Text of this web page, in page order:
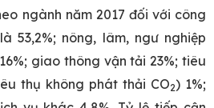
ngành năm 2017 đối với công
53,2%; nông, lâm, ngư nghiệp
giao thông vận tải 23%; tiêu
thụ không phát thải CO2) 1%;